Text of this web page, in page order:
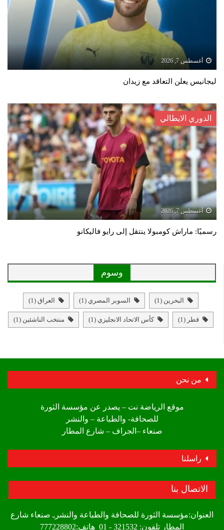
أغسطس 7, 2026
ليجانيس يعلن التعاقد مع زيدان
الدوري الايطالي
أغسطس 7, 2026
رسميًا: ماراش كومبولا ينتقل إلى رايو فاليكانو
وسوم
البحرين (1) السوبر المصري (1) العراق (1)
قطر (1) كأس الاتحاد الانجليزي (1) منتخب الناشئين (1)
من نحن
موقع الرياضة نت – يصدر عن مؤسسة الثورة
للصحافة- والطباعة – والنشر
صنعاء –الجراف – شارع المطار
راسلنا
الاتصال بنا
العنوان:مؤسسة الثورة للصحافة والطباعة والنشرـ صنعاء شارع
المطار تلفون: 321532 - 01 هاتف:777228802